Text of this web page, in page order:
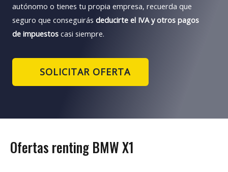
autónomo o tienes tu propia empresa, recuerda que
seguro que conseguirás deducirte el IVA y otros pagos
de impuestos casi siempre.
SOLICITAR OFERTA
Ofertas renting BMW X1